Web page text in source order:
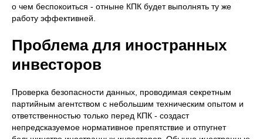
о чем беспокоиться - отныне КПК будет выполнять ту же
работу эффективней.
Проблема для иностранных
инвесторов
Проверка безопасности данных, проводимая секретным
партийным агентством с небольшим техническим опытом и
ответственностью только перед КПК - создаст
непредсказуемое нормативное препятствие и отпугнет